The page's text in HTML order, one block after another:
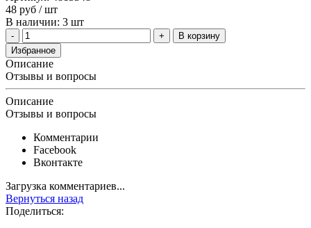
48 руб / шт
В наличии: 3 шт
В корзину
Избранное
Описание
Отзывы и вопросы
Описание
Отзывы и вопросы
Комментарии
Facebook
Вконтакте
Загрузка комментариев...
Вернуться назад
Поделиться: